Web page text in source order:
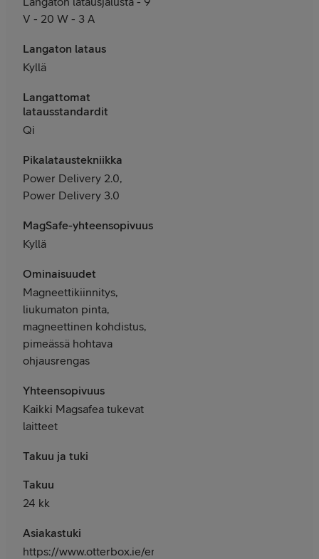
V - 20 W - 3 A
Langaton lataus
Kyllä
Langattomat
latausstandardit
Qi
Pikalataustekniikka
Power Delivery 2.0,
Power Delivery 3.0
MagSafe-yhteensopivuus
Kyllä
Ominaisuudet
Magneettikiinnitys,
liukumaton pinta,
magneettinen kohdistus,
pimeässä hohtava
ohjausrengas
Yhteensopivuus
Kaikki Magsafea tukevat
laitteet
Takuu ja tuki
Takuu
24 kk
Asiakastuki
https://www.otterbox.ie/en-